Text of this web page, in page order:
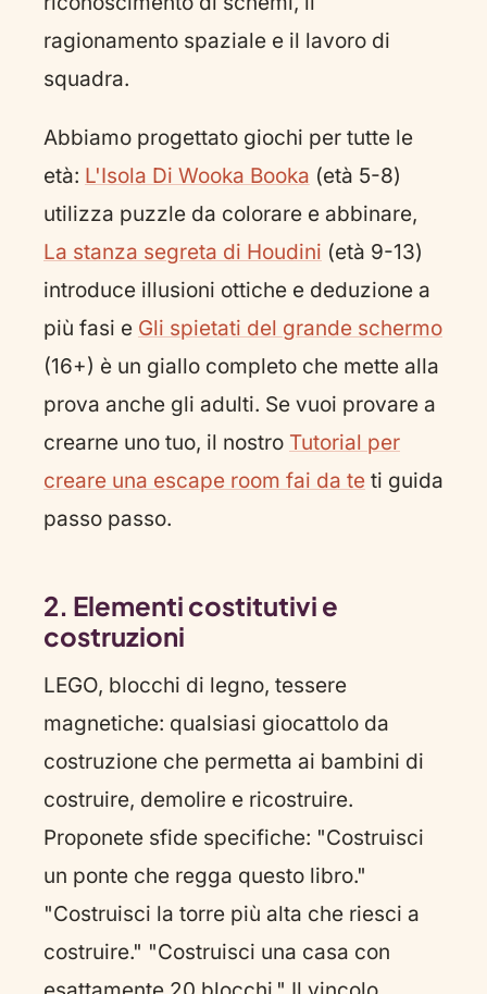
ragionamento spaziale e il lavoro di
squadra.
Abbiamo progettato giochi per tutte le
età: L'Isola Di Wooka Booka (età 5-8)
utilizza puzzle da colorare e abbinare,
La stanza segreta di Houdini (età 9-13)
introduce illusioni ottiche e deduzione a
più fasi e Gli spietati del grande schermo
(16+) è un giallo completo che mette alla
prova anche gli adulti. Se vuoi provare a
crearne uno tuo, il nostro Tutorial per
creare una escape room fai da te ti guida
passo passo.
2. Elementi costitutivi e
costruzioni
LEGO, blocchi di legno, tessere
magnetiche: qualsiasi giocattolo da
costruzione che permetta ai bambini di
costruire, demolire e ricostruire.
Proponete sfide specifiche: "Costruisci
un ponte che regga questo libro."
"Costruisci la torre più alta che riesci a
costruire." "Costruisci una casa con